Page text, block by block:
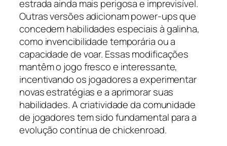
estrada ainda mais perigosa e imprevisível.
Outras versões adicionam power-ups que
concedem habilidades especiais à galinha,
como invencibilidade temporária ou a
capacidade de voar. Essas modificações
mantêm o jogo fresco e interessante,
incentivando os jogadores a experimentar
novas estratégias e a aprimorar suas
habilidades. A criatividade da comunidade
de jogadores tem sido fundamental para a
evolução contínua de chickenroad.